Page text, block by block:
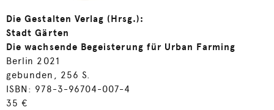
Die Gestalten Verlag (Hrsg.):
Stadt Gärten
Die wachsende Begeisterung für Urban Farming
Berlin 2021
gebunden, 256 S.
ISBN: 978-3-96704-007-4
35 €